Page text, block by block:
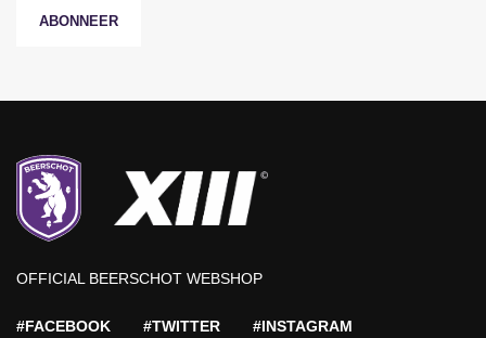
ABONNEER
OFFICIAL BEERSCHOT WEBSHOP
#FACEBOOK #TWITTER #INSTAGRAM